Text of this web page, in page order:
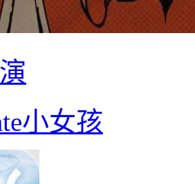
小女孩